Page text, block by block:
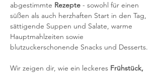
abgestimmte Rezepte - sowohl für einen
süßen als auch herzhaften Start in den Tag,
sättigende Suppen und Salate, warme
Hauptmahlzeiten sowie
blutzuckerschonende Snacks und Desserts.
Wir zeigen dir, wie ein leckeres Frühstück,